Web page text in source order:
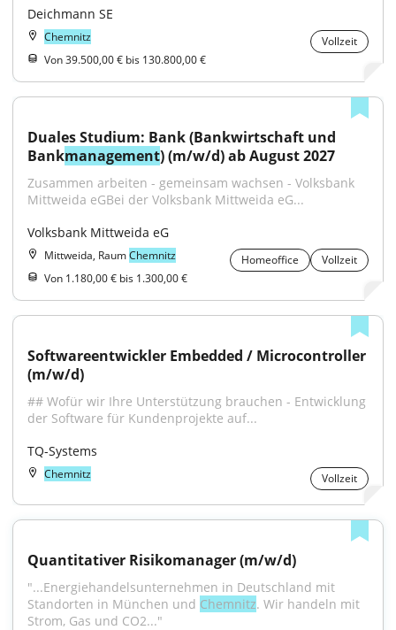
Deichmann SE
Chemnitz
Vollzeit
Von 39.500,00 € bis 130.800,00 €
Duales Studium: Bank (Bankwirtschaft und
Bankmanagement) (m/w/d) ab August 2027
Zusammen arbeiten - gemeinsam wachsen - Volksbank
Mittweida eGBei der Volksbank Mittweida eG...
Volksbank Mittweida eG
Mittweida, RaumChemnitz Homeoffice
Vollzeit
Von 1.180,00 € bis 1.300,00 €
Softwareentwickler Embedded / Microcontroller
(m/w/d)
## Wofür wir Ihre Unterstützung brauchen - Entwicklung
der Software für Kundenprojekte auf...
TQ-Systems
Chemnitz Vollzeit
Quantitativer Risikomanager (m/w/d)
"...Energiehandelsunternehmen in Deutschland mit
Standorten in München und Chemnitz. Wir handeln mit
Strom, Gas und CO2..."